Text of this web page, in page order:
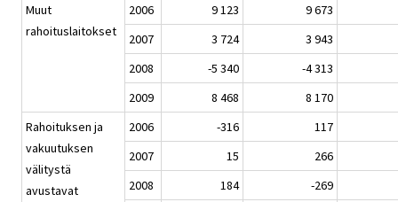
Muut
rahoituslaitokset
2006 9 123
9 673
2007
3 724
3 943
2008
-5 340
-4 313
2009
8 468
8 170
Rahoituksen ja
vakuutuksen
välitystä
avustavat
2006 -316
117
2007
15
266
2008
184
-269